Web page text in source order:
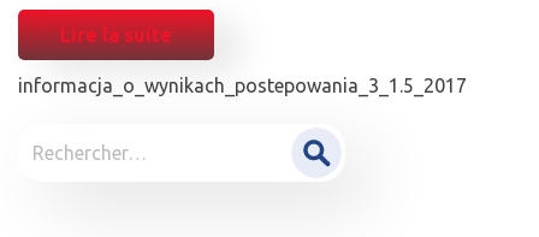
Lire la suite
NAVIGATION
informacja_o_wynikach_postepowania_3_1.5_2017